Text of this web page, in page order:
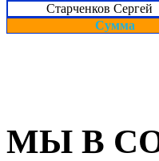
Старченков Сергей
Сумма
МЫ В